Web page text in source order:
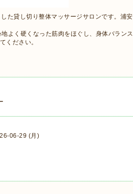
た貸し切り整体マッサージサロンです。浦安
よく硬くなった筋肉をほぐし、身体バランス
ください。
06-29 (月)